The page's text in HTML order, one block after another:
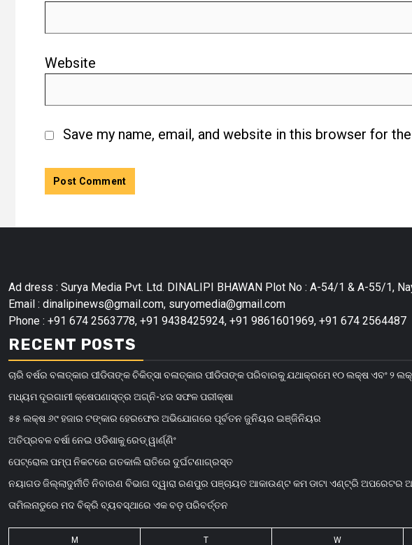
Website
Save my name, email, and website in this browser for
Ad dress : Surya Media Pvt. Ltd. DINALIPI BHAWAN Plot No : A-54/1 & A-55/1,
Email : dinalipinews@gmail.com, suryomedia@gmail.com
Phone : +91 674 2563778, +91 9438425924, +91 9861601969, +91 674 2564487
RECENT POSTS
ଚାରି ବର୍ଷର ବଳାତ୍କାର ପୀଡିତାଙ୍କ ଚିକିତ୍ସା ବଳାତ୍କାର ପୀଡିତାଙ୍କ ପରିବାରକୁ ଯଥାକ୍ରମେ ୧୦ ଲକ୍ଷ ଏବଂ ୨
ମଧ୍ୟମ ଦୂରଗାମୀ କ୍ଷେପଣାସ୍ତ୍ର ଅଗ୍ନି-୪ର ସଫଳ ପରୀକ୍ଷା
୫୫ ଲକ୍ଷ ୬୯ ହଜାର ଟଙ୍କାର ହେରଫେର ଅଭିଯୋଗରେ ପୂର୍ବତନ ଜୁନିୟର ଇଞ୍ଜିନିୟର
ଅତିପ୍ରବଳ ବର୍ଷା ନେଇ ଓଡିଶାକୁ ରେଡ୍ ୱାର୍ଣ୍ଣିଂ
ପେଟ୍ରୋଲ ପମ୍ପ ନିକଟରେ ଗତକାଲି ରାତିରେ ଦୁର୍ଘଟଣାଗ୍ରସ୍ତ
ନୟାଗଡ ଜିଲ୍ଲାଦୁର୍ନୀତି ନିବାରଣ ବିଭାଗ ଦ୍ୱାରା ରଣପୁର ପଞ୍ଚାୟତ ଆକାଉଣ୍ଟ କମ ଡାଟା ଏଣ୍ଟ୍ରି
ତାମିଲନାଡୁରେ ମଦ ବିକ୍ରି ବ୍ୟବସ୍ଥାରେ ଏକ ବଡ଼ ପରିବର୍ତ୍ତନ
M T W